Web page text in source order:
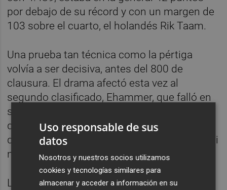
por debajo de su récord y con un margen de
103 sobre el cuarto, el holandés Rik Taam.
Una prueba tan técnica como la pértiga
volvía a ser decisiva, antes del 800 de
clausura. El drama afectó esta vez al
segundo clasificado, Ehammer, que falló en
su primera altura (4,50) y cosechó un cero
que le dejaba fuera del concurso al tiempo
que casi garantizaba la medalla al español, si
no fallaba.
La sombra del cero en pértiga que sufrió en
Uso responsable de sus
datos
Nosotros y nuestros socios utilizamos
cookies y tecnologías similares para
almacenar y acceder a información en su